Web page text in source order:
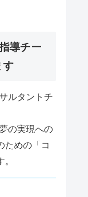
導チー
す
ルタントチ
の実現への
ための「コ